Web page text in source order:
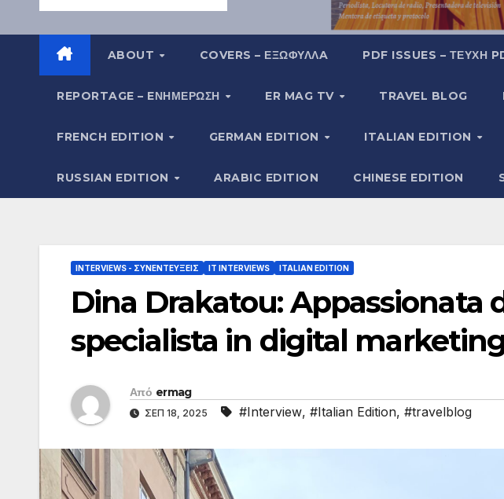
ABOUT COVERS – ΕΞΩΦΥΛΛA PDF ISSUES – ΤΕΎΧΗ
REPORTAGE – EΝΗΜΈΡΩΣΗ ER MAG TV TRAVEL BLOG
FRENCH EDITION GERMAN EDITION ITALIAN EDITION
RUSSIAN EDITION ARABIC EDITION CHINESE EDITION
INTERVIEWS - ΣΥΝΕΝΤΕΎΞΕΙΣ IT INTERVIEWS ITALIAN EDITION
Dina Drakatou: Appassionata
specialista in digital
Από ermag
ΣΕΠ 18, 2025 #Interview, #Italian Edition, #travelblog